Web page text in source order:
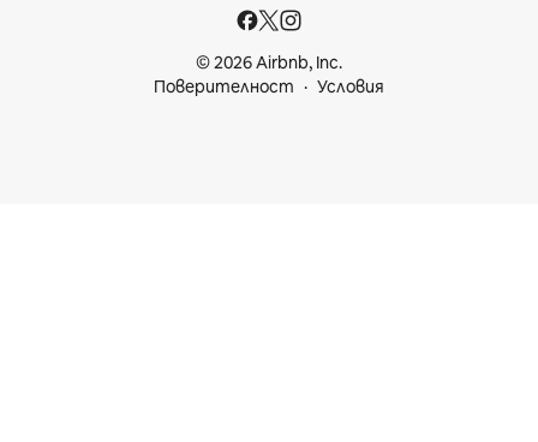
© 2026 Airbnb, Inc.
Поверителност
Условия